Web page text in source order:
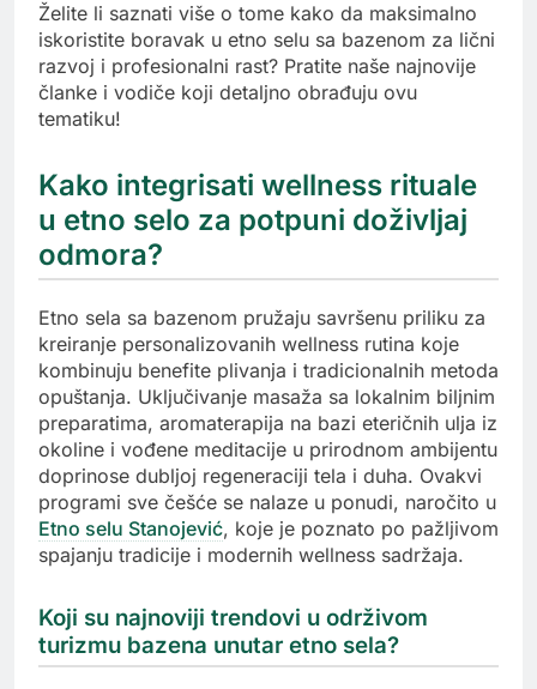
Želite li saznati više o tome kako da maksimalno
iskoristite boravak u etno selu sa bazenom za lični
razvoj i profesionalni rast? Pratite naše najnovije
članke i vodiče koji detaljno obrađuju ovu
tematiku!
Kako integrisati wellness rituale
u etno selo za potpuni doživljaj
odmora?
Etno sela sa bazenom pružaju savršenu priliku za
kreiranje personalizovanih wellness rutina koje
kombinuju benefite plivanja i tradicionalnih metoda
opuštanja. Uključivanje masaža sa lokalnim biljnim
preparatima, aromaterapija na bazi eteričnih ulja iz
okoline i vođene meditacije u prirodnom ambijentu
doprinose dubljoj regeneraciji tela i duha. Ovakvi
programi sve češće se nalaze u ponudi, naročito u
Etno selu Stanojević, koje je poznato po pažljivom
spajanju tradicije i modernih wellness sadržaja.
Koji su najnoviji trendovi u održivom
turizmu bazena unutar etno sela?